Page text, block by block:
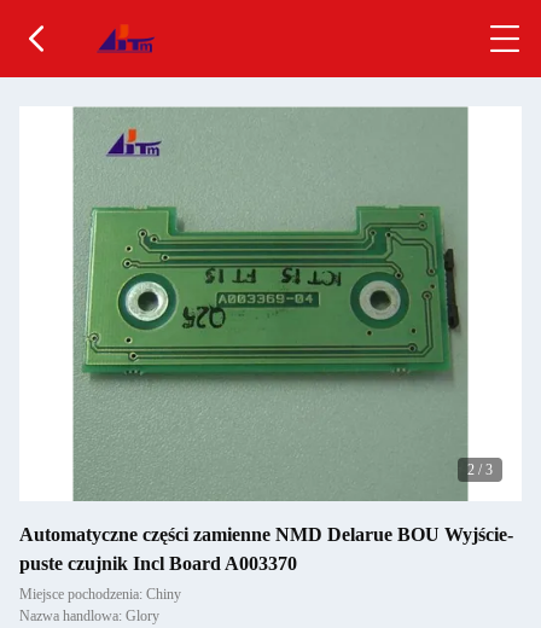
2 / 3
Automatyczne części zamienne NMD Delarue BOU Wyjście-
puste czujnik Incl Board A003370
Miejsce pochodzenia: Chiny
Nazwa handlowa: Glory